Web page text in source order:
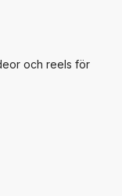
och reels för